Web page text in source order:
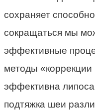
сохраняет
сокращаться мы
эффективные
методы
эффективна
подтяжка шеи